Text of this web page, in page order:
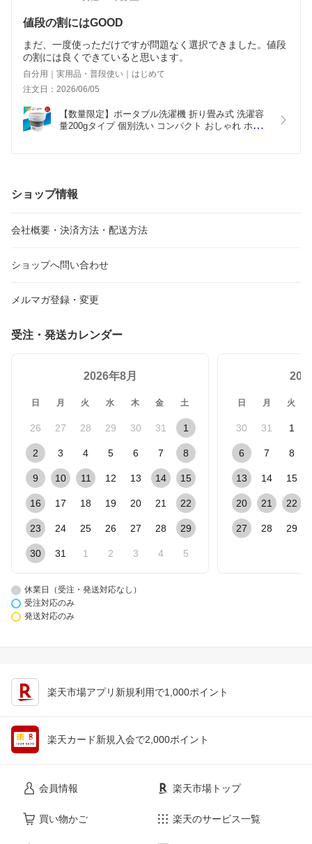
値段の割にはGOOD
まだ、一度使っただけですが問題なく選択できました。値段
の割には良くできていると思います。
自分用｜実用品・普段使い｜はじめて
注文日：2026/06/05
【数量限定】ポータブル洗濯機 折り畳み式 洗濯容
量200gタイプ 個別洗い コンパクト おしゃれ ホワ
ショップ情報
会社概要・決済方法・配送方法
ショップへ問い合わせ
メルマガ登録・変更
受注・発送カレンダー
2026年8月
日 月 火 水 木 金 土
26 27 28 29 30 31 1
2 3 4 5 6 7 8
9 10 11 12 13 14 15
16 17 18 19 20 21 22
23 24 25 26 27 28 29
30 31 1 2 3 4 5
日 月 火
30 31 1
6 7 8
13 14 15
20 21 22
27 28 29
休業日（受注・発送対応なし）
受注対応のみ
発送対応のみ
楽天市場アプリ新規利用で1,000ポイント
楽天カード新規入会で2,000ポイント
会員情報
買い物かご
楽天市場トップ
楽天のサービス一覧